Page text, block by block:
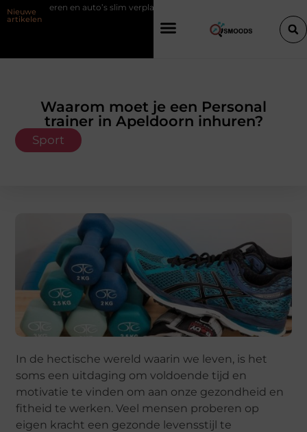
Nieuwe
artikelen
en auto’s slim verplaatsen met twee liften naast elkaar
Waarom moet je een Personal
trainer in Apeldoorn inhuren?
Sport
In de hectische wereld waarin we leven, is het
soms een uitdaging om voldoende tijd en
motivatie te vinden om aan onze gezondheid en
fitheid te werken. Veel mensen proberen op
eigen kracht een gezonde levensstijl te